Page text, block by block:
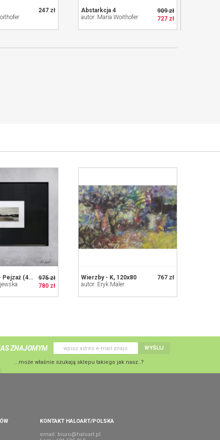
247 zł
909 zł
727 zł
Abstarkcja 4
autor: Maria Woithofer
975 zł
780 zł
obraz olejny - Pejzaż (40x50cm) nr 14
767 zł
Wierzby - K, 120x80
autor: Eryk Maler
ZNAJOMYM WYŚLIJ
...może właśnie szukają sklepu takiego jak nasz..?
KONTAKT HALOART/POLSKA
email: biuro@haloart.pl